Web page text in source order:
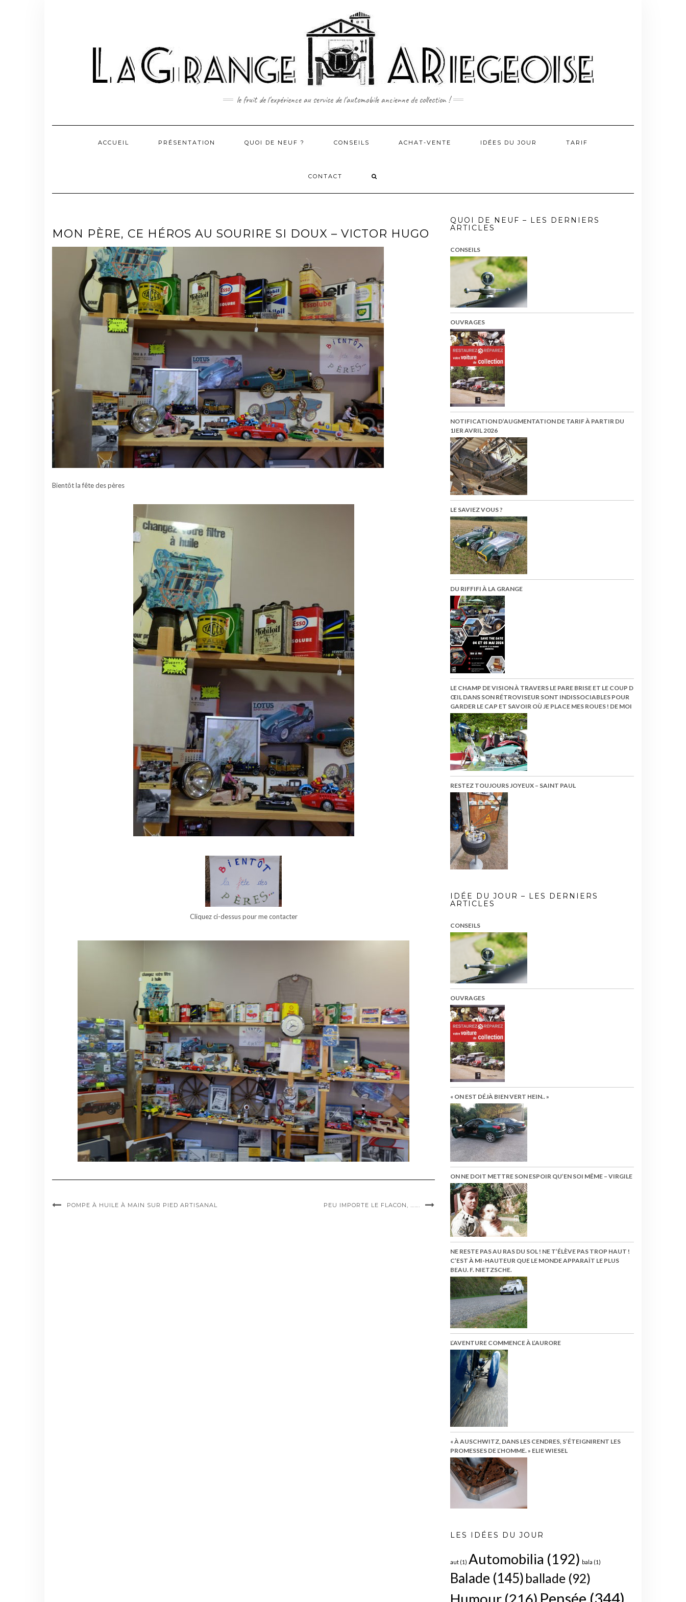
le fruit de l'expérience au service de l'automobile ancienne de collection !
ACCUEIL PRÉSENTATION QUOI DE NEUF ? CONSEILS ACHAT-VENTE IDÉES DU JOUR TARIF
CONTACT
MON PÈRE, CE HÉROS AU SOURIRE SI DOUX – VICTOR HUGO
Bientôt la fête des pères
Cliquez ci-dessus pour me contacter
POMPE À HUILE À MAIN SUR PIED ARTISANAL PEU IMPORTE LE FLACON, …….
QUOI DE NEUF – LES DERNIERS
ARTICLES
CONSEILS
OUVRAGES
NOTIFICATION D’AUGMENTATION DE TARIF À PARTIR DU
1IER AVRIL 2026
LE SAVIEZ VOUS ?
DU RIFFIFI À LA GRANGE
LE CHAMP DE VISION À TRAVERS LE PARE BRISE ET LE COUP D
ŒIL DANS SON RÉTROVISEUR SONT INDISSOCIABLES POUR
GARDER LE CAP ET SAVOIR OÙ JE PLACE MES ROUES ! DE MOI
RESTEZ TOUJOURS JOYEUX – SAINT PAUL
IDÉE DU JOUR – LES DERNIERS
ARTICLES
CONSEILS
OUVRAGES
« ON EST DÉJÀ BIEN VERT HEIN.. »
ON NE DOIT METTRE SON ESPOIR QU’EN SOI MÊME – VIRGILE
NE RESTE PAS AU RAS DU SOL ! NE T’ÉLÈVE PAS TROP HAUT !
C’EST À MI-HAUTEUR QUE LE MONDE APPARAÎT LE PLUS
BEAU. F. NIETZSCHE.
L’AVENTURE COMMENCE À L’AURORE
« À AUSCHWITZ, DANS LES CENDRES, S’ÉTEIGNIRENT LES
PROMESSES DE L’HOMME. » ELIE WIESEL
LES IDÉES DU JOUR
aut (1) Automobilia (192) bala (1)
Balade (145) ballade (92)
Pensée (344)